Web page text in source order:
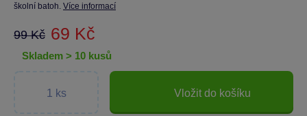
školní batoh. Více informací
99 Kč 69 Kč
skladem > 10 kusů
Vložit do košíku